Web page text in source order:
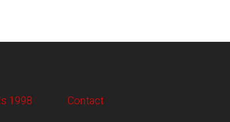
1998 Contact